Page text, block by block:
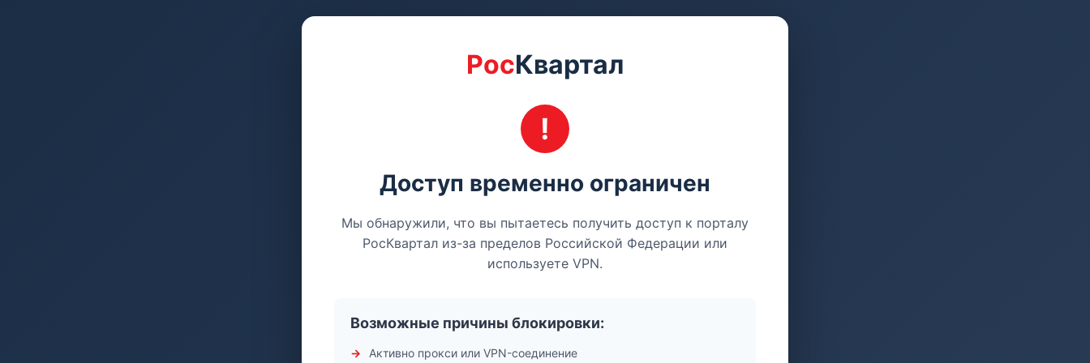
РосКвартал
Доступ временно ограничен
Мы обнаружили, что вы пытаетесь получить доступ к порталу
РосКвартал из-за пределов Российской Федерации или
используете VPN.
Возможные причины блокировки:
Активно прокси или VPN-соединение